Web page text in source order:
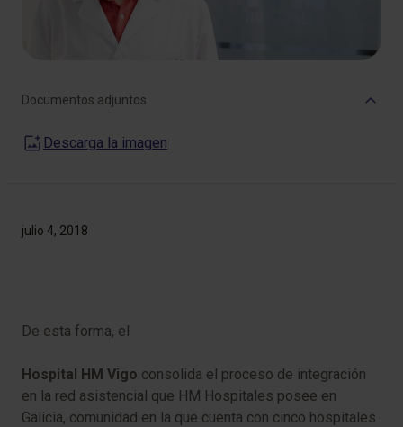
julio 4, 2018
De esta forma, el
Hospital HM Vigo consolida el proceso de integración
en la red asistencial que HM Hospitales posee en
Galicia, comunidad en la que cuenta con cinco hospitales
Documentos adjuntos
Descarga la imagen